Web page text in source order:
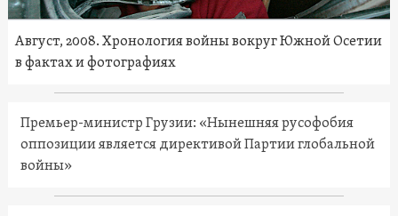
Август, 2008. Хронология войны вокруг Южной Осетии
в фактах и фотографиях
Премьер-министр Грузии: «Нынешняя русофобия
оппозиции является директивой Партии глобальной
войны»